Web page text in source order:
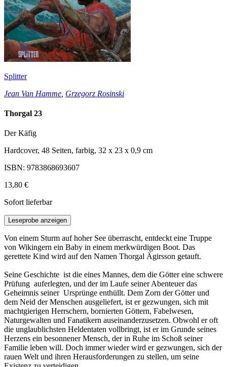
Splitter
Jean Van Hamme Grzegorz Rosinski
Thorgal 23
Der Käfig
Hardcover, 48 Seiten, farbig, 32 x 23 x 0,9 cm
ISBN: 9783868693607
13,80 €
Sofort lieferbar
Leseprobe anzeigen
Von einem Sturm auf hoher See überrascht, entdeckt eine Truppe
von Wikingern ein Baby in einem merkwürdigen Boot. Das
gerettete Kind wird auf den Namen Thorgal Ägirsson getauft.
Seine Geschichte ist die eines Mannes, dem die Götter eine schwere
Prüfung auferlegten, und der im Laufe seiner Abenteuer das
Geheimnis seiner Ursprünge enthüllt. Dem Zorn der Götter und
dem Neid der Menschen ausgeliefert, ist er gezwungen, sich mit
machtgierigen Herrschern, bornierten Göttern, Fabelwesen,
Naturgewalten und Fanatikern auseinanderzusetzen. Obwohl er oft
die unglaublichsten Heldentaten vollbringt, ist er im Grunde seines
Herzens ein besonnener Mensch, der in Ruhe im Schoß seiner
Familie leben will. Doch immer wieder wird er gezwungen, sich der
rauen Welt und ihren Herausforderungen zu stellen, um seine